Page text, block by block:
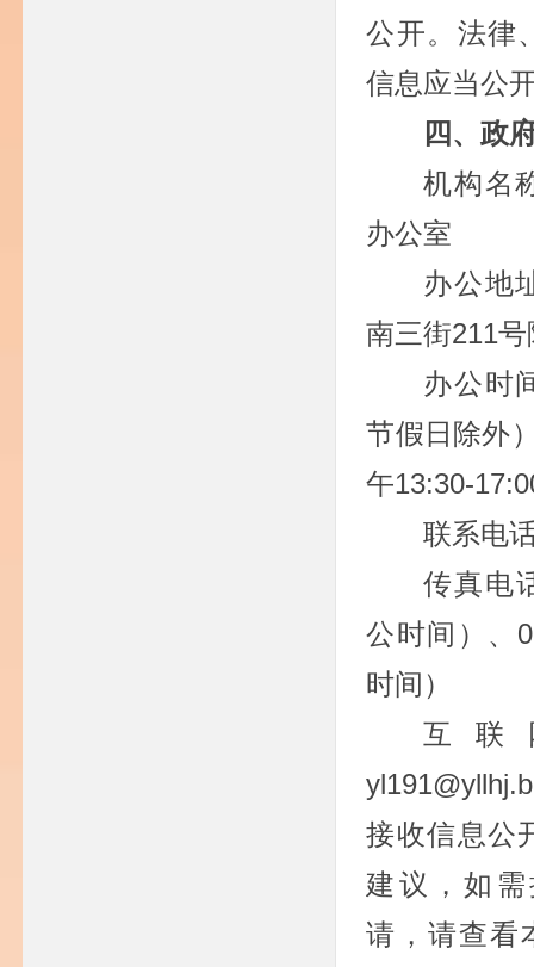
公开。法律
信息应当公
四、政
机构名
办公室
办公地
南三街211
办公时
节假日除外
午13:30-
联系电
传真电
公时间）、
时间）
互联
接收信息公
建议，如
请，请查看